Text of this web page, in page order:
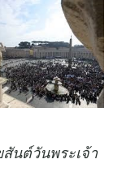
นต์วันพระเจ้า